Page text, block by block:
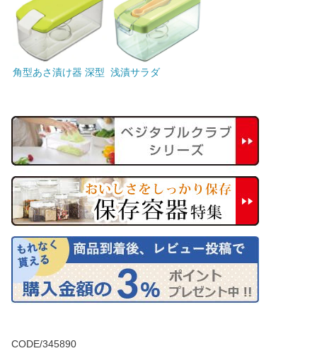
角型あさ漬け器 深型 浅漬サラダ
CODE/345890